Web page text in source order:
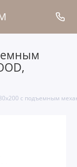
с подъемным